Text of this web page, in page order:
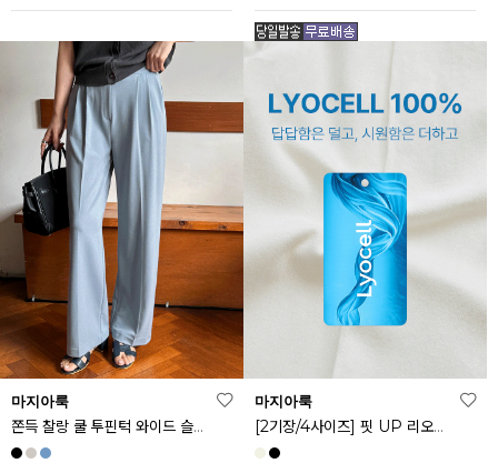
마지아룩
쫀득 찰랑 쿨 투핀턱 와이드 슬랙스
마지아룩
[2기장/4사이즈] 핏 UP 리오셀 스판 스커트